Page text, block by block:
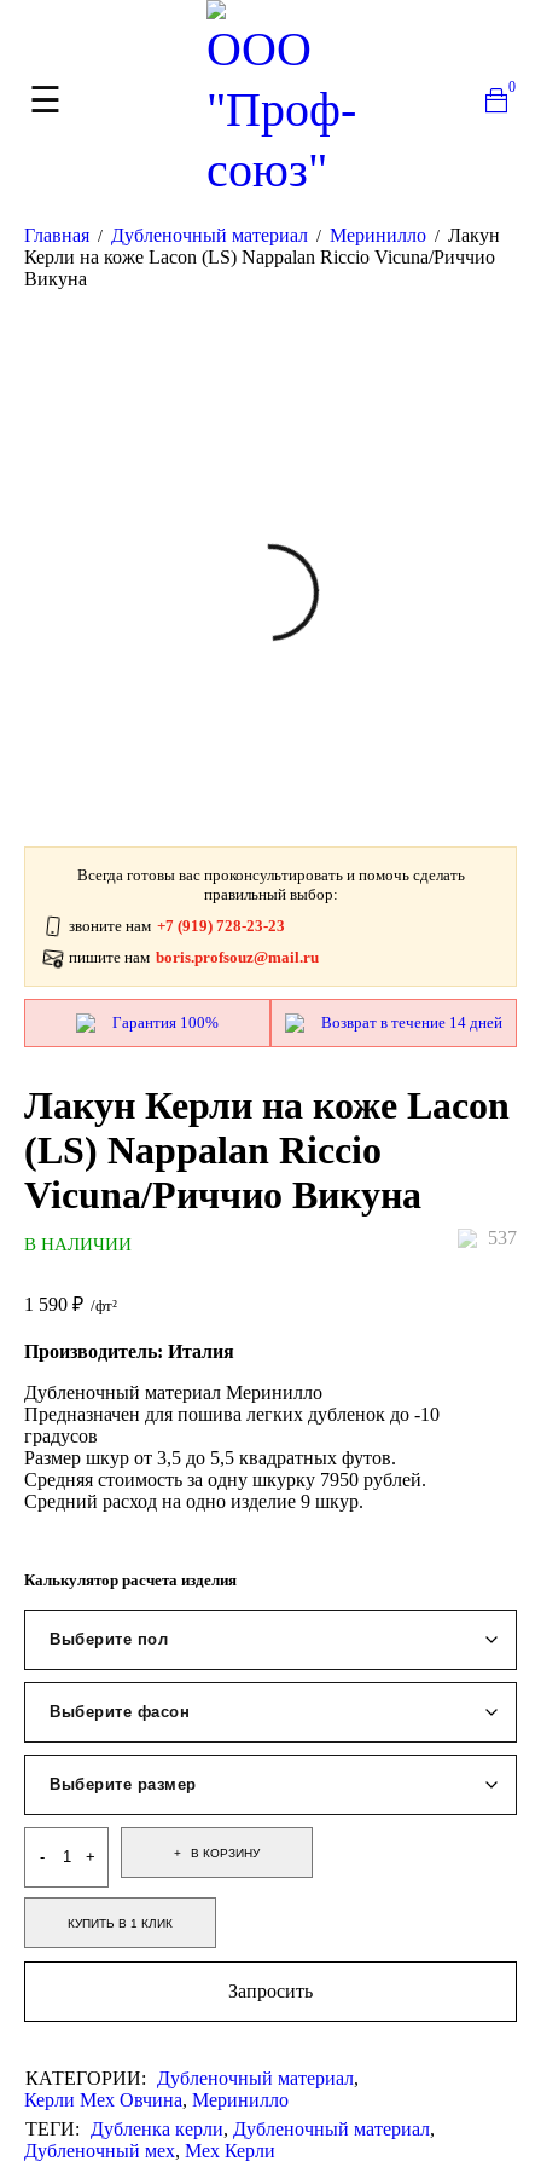
0
Главная / Дубленочный материал / Меринилло / Лакун
Керли на коже Lacon (LS) Nappalan Riccio Vicuna/Риччио
Викуна
Всегда готовы вас проконсультировать и помочь сделать
правильный выбор:
звоните нам +7 (919) 728-23-23
пишите нам boris.profsouz@mail.ru
Гарантия 100% Возврат в течение 14 дней
Лакун Керли на коже Lacon
(LS) Nappalan Riccio
Vicuna/Риччио Викуна
537
В НАЛИЧИИ
1 590 ₽ /фт²
Производитель: Италия
Дубленочный материал Меринилло
Предназначен для пошива легких дубленок до -10
градусов
Размер шкур от 3,5 до 5,5 квадратных футов.
Средняя стоимость за одну шкурку 7950 рублей.
Средний расход на одно изделие 9 шкур.
Калькулятор расчета изделия
В КОРЗИНУ
КУПИТЬ В 1 КЛИК
Запросить
КАТЕГОРИИ: Дубленочный материал,
Керли Мех Овчина, Меринилло
ТЕГИ:
Дубленка керли, Дубленочный материал,
Дубленочный мех, Мех Керли